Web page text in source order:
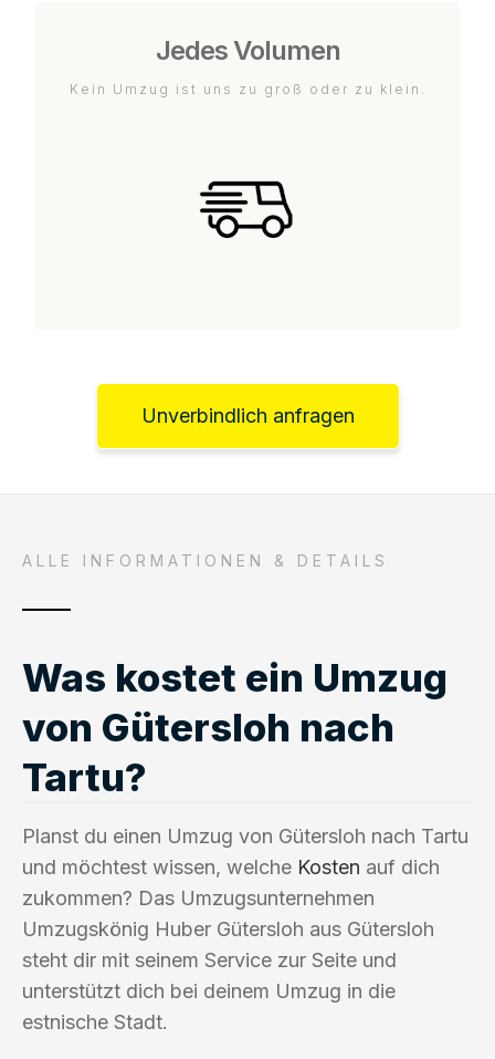
Jedes Volumen
Kein Umzug ist uns zu groß oder zu klein.
Unverbindlich anfragen
ALLE INFORMATIONEN & DETAILS
Was kostet ein Umzug
von Gütersloh nach
Tartu?
Planst du einen Umzug von Gütersloh nach Tartu
und möchtest wissen, welche Kosten auf dich
zukommen? Das Umzugsunternehmen
Umzugskönig Huber Gütersloh aus Gütersloh
steht dir mit seinem Service zur Seite und
unterstützt dich bei deinem Umzug in die
estnische Stadt.